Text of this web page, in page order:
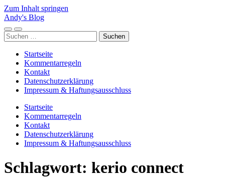
Zum Inhalt springen
Andy's Blog
Mobile-
Menü
Suchfeld
ein-/ausblenden
Suchen
nach:
Startseite
Kommentarregeln
Kontakt
Datenschutzerklärung
Impressum & Haftungsausschluss
Startseite
Kommentarregeln
Kontakt
Datenschutzerklärung
Impressum & Haftungsausschluss
Schlagwort: kerio connect